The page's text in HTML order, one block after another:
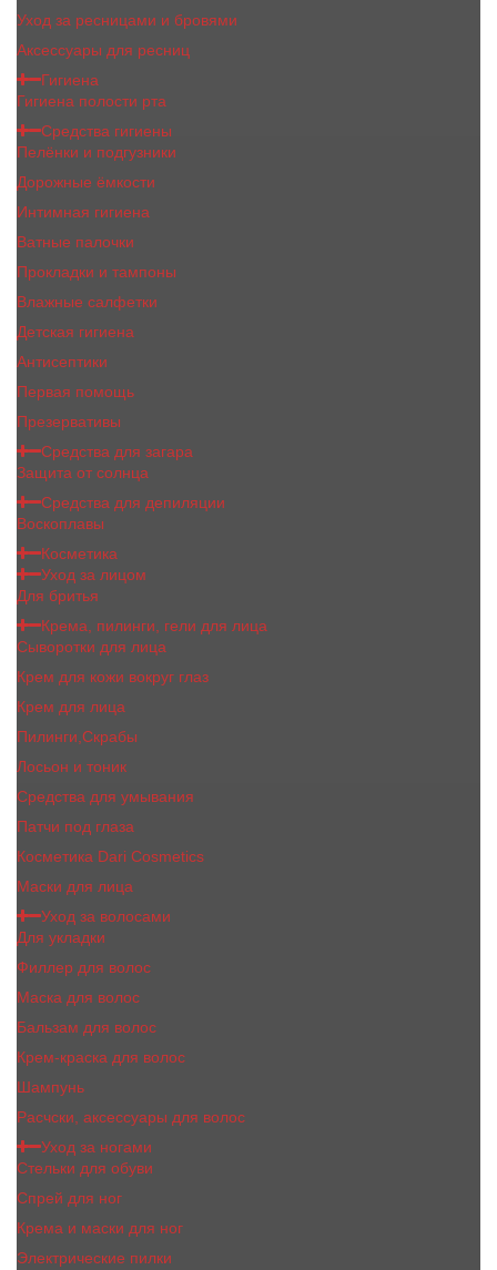
Уход за ресницами и бровями
Аксессуары для ресниц
Гигиена
Гигиена полости рта
Средства гигиены
Пелёнки и подгузники
Дорожные ёмкости
Интимная гигиена
Ватные палочки
Прокладки и тампоны
Влажные салфетки
Детская гигиена
Антисептики
Первая помощь
Презервативы
Средства для загара
Защита от солнца
Средства для депиляции
Воскоплавы
Косметика
Уход за лицом
Для бритья
Крема, пилинги, гели для лица
Сыворотки для лица
Крем для кожи вокруг глаз
Крем для лица
Пилинги,Скрабы
Лосьон и тоник
Средства для умывания
Патчи под глаза
Косметика Dari Cosmetics
Маски для лица
Уход за волосами
Для укладки
Филлер для волос
Маска для волос
Бальзам для волос
Крем-краска для волос
Шампунь
Расчски, аксессуары для волос
Уход за ногами
Стельки для обуви
Спрей для ног
Крема и маски для ног
Электрические пилки